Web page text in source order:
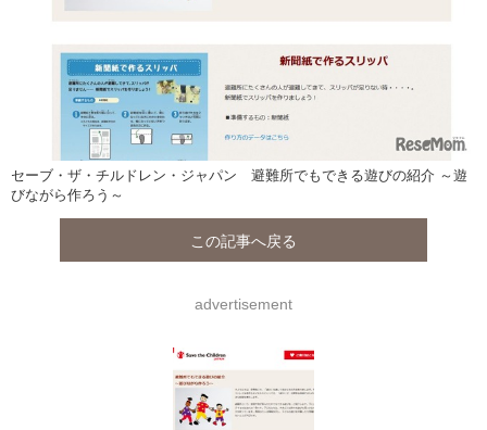
セーブ・ザ・チルドレン・ジャパン 避難所でもできる遊びの紹介 ～遊
びながら作ろう～
この記事へ戻る
advertisement